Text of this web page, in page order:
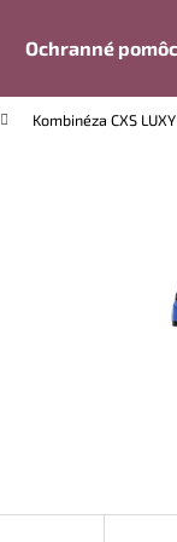
Ochranné
Kombinéza CXS
Čo